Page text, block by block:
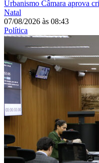
Urbanismo Câmara aprova
Natal
07/08/2026 às 08:43
Política